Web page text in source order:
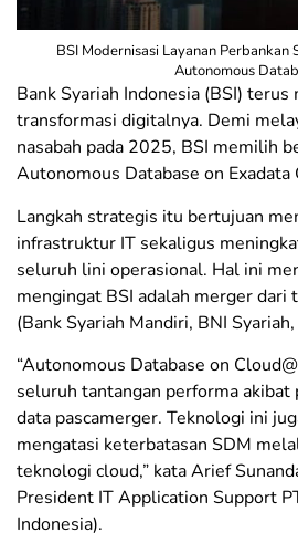
BSI Modernisasi Layanan Perbankan
Autonomous
Bank Syariah Indonesia (BSI)
transformasi digitalnya. Demi
nasabah pada 2025, BSI memilih
Autonomous Database on
Langkah strategis itu bertujuan
infrastruktur IT sekaligus
seluruh lini operasional. Hal ini
mengingat BSI adalah merger dari
(Bank Syariah Mandiri, BNI
“Autonomous Database on
seluruh tantangan performa akibat
data pascamerger. Teknologi ini
mengatasi keterbatasan SDM
teknologi cloud,” kata Arief
President IT Application Support
Indonesia).